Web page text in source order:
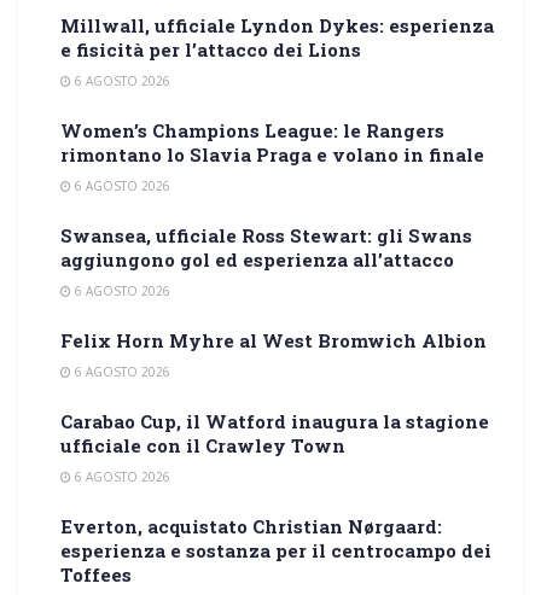
Millwall, ufficiale Lyndon Dykes: esperienza
e fisicità per l’attacco dei Lions
6 AGOSTO 2026
Women’s Champions League: le Rangers
rimontano lo Slavia Praga e volano in finale
6 AGOSTO 2026
Swansea, ufficiale Ross Stewart: gli Swans
aggiungono gol ed esperienza all’attacco
6 AGOSTO 2026
Felix Horn Myhre al West Bromwich Albion
6 AGOSTO 2026
Carabao Cup, il Watford inaugura la stagione
ufficiale con il Crawley Town
6 AGOSTO 2026
Everton, acquistato Christian Nørgaard:
esperienza e sostanza per il centrocampo dei
Toffees